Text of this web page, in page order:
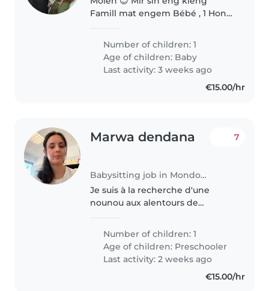
Famill mat engem Bébé , 1 Hond
frëndlech, oppen ,
naturverbonnen Famill dei eng
leif Madame sicht fir eisen
Klëngen ze versuergen..
Number of children: 1
Age of children: Baby
Last activity: 3 weeks ago
€15.00/hr
Marwa dendana
Babysitting job in Mondorf-les-Bains
7
Je suis à la recherche d'une
nounou aux alentours de
ma file à l'école de mondorf les
bains entre midi et l'après midi
après l'ecole Merci
Number of children: 1
Age of children: Preschooler
Last activity: 2 weeks ago
€15.00/hr